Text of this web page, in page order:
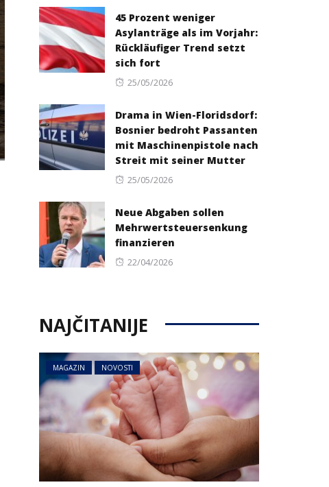
45 Prozent weniger
Asylanträge als im Vorjahr:
Rückläufiger Trend setzt
sich fort
Posted
25/05/2026
Drama in Wien-Floridsdorf:
Bosnier bedroht Passanten
mit Maschinenpistole nach
Streit mit seiner Mutter
Posted
25/05/2026
Neue Abgaben sollen
Mehrwertsteuersenkung
finanzieren
Posted
22/04/2026
NAJČITANIJE
MAGAZIN NOVOSTI